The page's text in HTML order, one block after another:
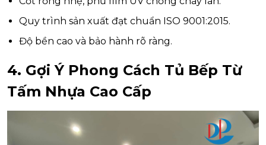
Quy trình sản xuất đạt chuẩn ISO 9001:2015.
Độ bền cao và bảo hành rõ ràng.
4. Gợi Ý Phong Cách Tủ Bếp Từ
Tấm Nhựa Cao Cấp